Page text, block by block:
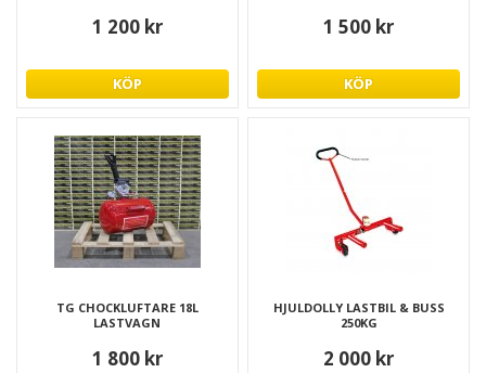
1 200 kr
KÖP
1 500 kr
KÖP
TG CHOCKLUFTARE 18L
LASTVAGN
1 800 kr
HJULDOLLY LASTBIL & BUSS
250KG
2 000 kr